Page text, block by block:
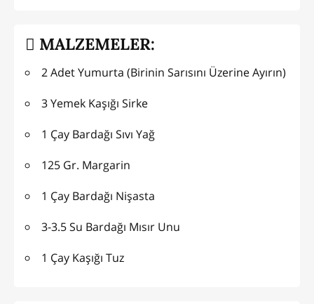
MALZEMELER:
2 Adet Yumurta (Birinin Sarısını Üzerine Ayırın)
3 Yemek Kaşığı Sirke
1 Çay Bardağı Sıvı Yağ
125 Gr. Margarin
1 Çay Bardağı Nişasta
3-3.5 Su Bardağı Mısır Unu
1 Çay Kaşığı Tuz